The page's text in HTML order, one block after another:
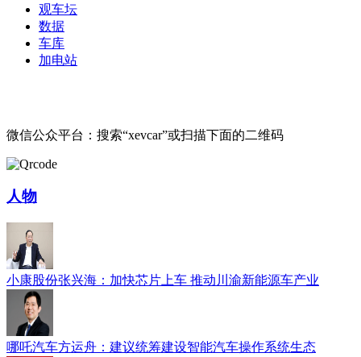
观车坛
数据
车库
加电站
微信公众平台：搜索“xevcar”或扫描下面的二维码
人物
小康股份张兴海：加快芯片上车 推动川渝新能源车产业
哪吒汽车方运舟：建议统筹建设智能汽车操作系统生态